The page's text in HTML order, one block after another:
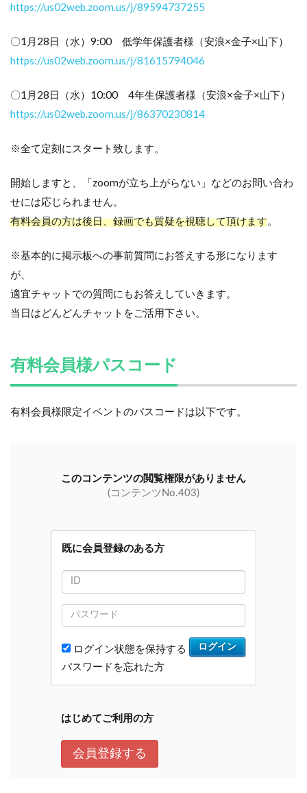
https://us02web.zoom.us/j/89594737255
〇1月28日（水）9:00 低学年保護者様（安浪×金子×山下）
https://us02web.zoom.us/j/81615794046
〇1月28日（水）10:00 4年生保護者様（安浪×金子×山下）
https://us02web.zoom.us/j/86370230814
※全て定刻にスタート致します。
開始しますと、「zoomが立ち上がらない」などのお問い合わ
せには応じられません。
有料会員の方は後日、録画でも質疑を視聴して頂けます。
※基本的に掲示板への事前質問にお答えする形になります
が、
適宜チャットでの質問にもお答えしていきます。
当日はどんどんチャットをご活用下さい。
有料会員様パスコード
有料会員様限定イベントのパスコードは以下です。